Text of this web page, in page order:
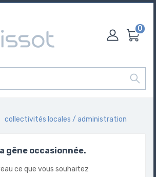
0
collectivités locales / administration
gêne occasionnée.
ce que vous souhaitez